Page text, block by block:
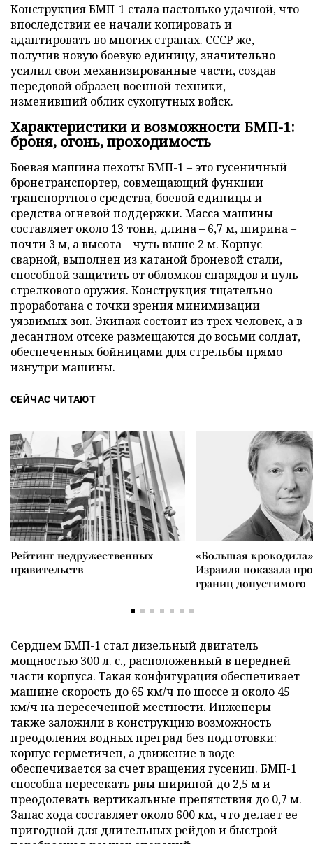
Конструкция БМП-1 стала настолько удачной, что
впоследствии ее начали копировать и
адаптировать во многих странах. СССР же,
получив новую боевую единицу, значительно
усилил свои механизированные части, создав
передовой образец военной техники,
изменивший облик сухопутных войск.
Характеристики и возможности БМП-1:
броня, огонь, проходимость
Боевая машина пехоты БМП-1 – это гусеничный
бронетранспортер, совмещающий функции
транспортного средства, боевой единицы и
средства огневой поддержки. Масса машины
составляет около 13 тонн, длина – 6,7 м, ширина –
почти 3 м, а высота – чуть выше 2 м. Корпус
сварной, выполнен из катаной броневой стали,
способной защитить от обломков снарядов и пуль
стрелкового оружия. Конструкция тщательно
проработана с точки зрения минимизации
уязвимых зон. Экипаж состоит из трех человек, а в
десантном отсеке размещаются до восьми солдат,
обеспеченных бойницами для стрельбы прямо
изнутри машины.
СЕЙЧАС ЧИТАЮТ
Рейтинг недружественных
правительств
«Большая
Израиля показала
границ допустимого
Сердцем БМП-1 стал дизельный двигатель
мощностью 300 л. с., расположенный в передней
части корпуса. Такая конфигурация обеспечивает
машине скорость до 65 км/ч по шоссе и около 45
км/ч на пересеченной местности. Инженеры
также заложили в конструкцию возможность
преодоления водных преград без подготовки:
корпус герметичен, а движение в воде
обеспечивается за счет вращения гусениц. БМП-1
способна пересекать рвы шириной до 2,5 м и
преодолевать вертикальные препятствия до 0,7 м.
Запас хода составляет около 600 км, что делает ее
пригодной для длительных рейдов и быстрой